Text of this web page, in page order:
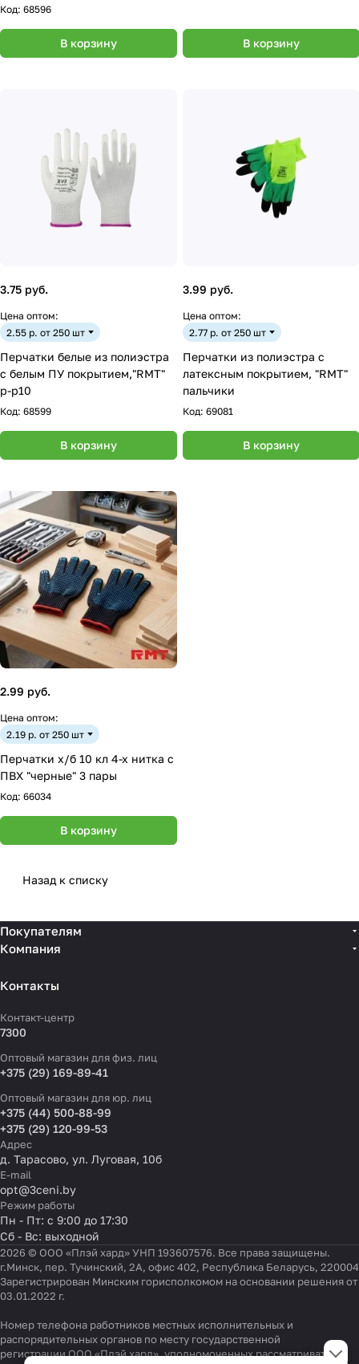
Код: 68596
В корзину В корзину
3.75 руб.
Цена оптом:
2.55 р. от 250 шт
Перчатки белые из полиэстра
с белым ПУ покрытием,"RMT"
р-р10
Код: 68599
В корзину
3.99 руб.
Цена оптом:
2.77 р. от 250 шт
Перчатки из полиэстра с
латексным покрытием, "RMT"
пальчики
Код: 69081
В корзину
2.99 руб.
Цена оптом:
2.19 р. от 250 шт
Перчатки х/б 10 кл 4-х нитка с
ПВХ "черные" 3 пары
Код: 66034
В корзину
Назад к списку
Покупателям
Компания
Контакты
Контакт-центр
7300
Оптовый магазин для физ. лиц
+375 (29) 169-89-41
Оптовый магазин для юр. лиц
+375 (44) 500-88-99
+375 (29) 120-99-53
Адрес
д. Тарасово, ул. Луговая, 10б
E-mail
opt@3ceni.by
Режим работы
Пн - Пт: с 9:00 до 17:30
Сб - Вс: выходной
2026 © ООО «Плэй хард» УНП 193607576. Все права защищены.
г.Минск, пер. Тучинский, 2А, офис 402, Республика Беларусь, 220004
Зарегистрирован Минским горисполкомом на основании решения от
03.01.2022 г.
Номер телефона работников местных исполнительных и
распорядительных органов по месту государственной
регистрации ООО «Плэй хард», уполномоченных рассматривать
Настройки файлов cookie